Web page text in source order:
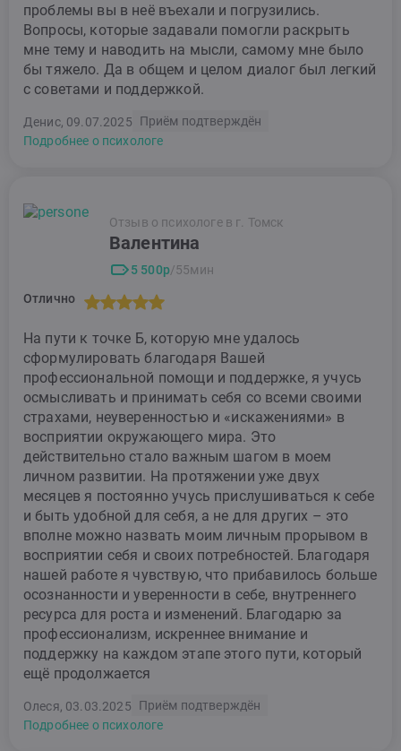
проблемы вы в неё въехали и погрузились.
Вопросы, которые задавали помогли раскрыть
мне тему и наводить на мысли, самому мне было
бы тяжело. Да в общем и целом диалог был легкий
с советами и поддержкой.
Денис, 09.07.2025
Приём подтверждён
Подробнее о психологе
Отзыв о психологе в г. Томск
Валентина
5 500р/55мин
Отлично
На пути к точке Б, которую мне удалось
сформулировать благодаря Вашей
профессиональной помощи и поддержке, я учусь
осмысливать и принимать себя со всеми своими
страхами, неуверенностью и «искажениями» в
восприятии окружающего мира. Это
действительно стало важным шагом в моем
личном развитии. На протяжении уже двух
месяцев я постоянно учусь прислушиваться к себе
и быть удобной для себя, а не для других – это
вполне можно назвать моим личным прорывом в
восприятии себя и своих потребностей. Благодаря
нашей работе я чувствую, что прибавилось больше
осознанности и уверенности в себе, внутреннего
ресурса для роста и изменений. Благодарю за
профессионализм, искреннее внимание и
поддержку на каждом этапе этого пути, который
ещё продолжается
Олеся, 03.03.2025
Приём подтверждён
Подробнее о психологе